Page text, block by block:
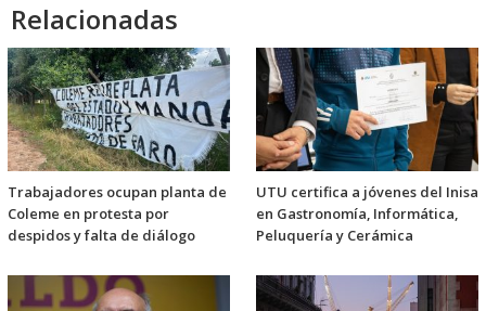
Relacionadas
Trabajadores ocupan planta de
Coleme en protesta por
despidos y falta de diálogo
UTU certifica a jóvenes del Inisa
en Gastronomía, Informática,
Peluquería y Cerámica